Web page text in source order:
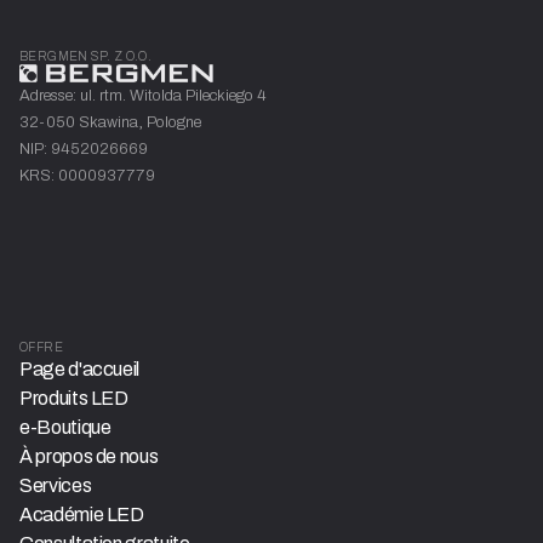
BERGMEN SP. Z O.O.
Adresse: ul. rtm. Witolda Pileckiego 4
32-050 Skawina, Pologne
NIP: 9452026669
KRS: 0000937779
OFFRE
Page d'accueil
Produits LED
e-Boutique
À propos de nous
Services
Académie LED